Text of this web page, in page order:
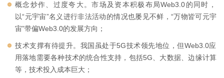
概念炒作、过度夸大。市场及资本积极布局Web3.0的同时，
以“元宇宙”名义进行非法活动的情况也屡见不鲜，“万物皆可元宇
宙”带偏Web3.0的发展方向；
技术支撑有待提升。我国虽处于5G技术领先地位，但Web3.0应
用落地需要各种技术的统合性支持，包括5G、大数据、边缘计算
等，技术投入成本巨大；